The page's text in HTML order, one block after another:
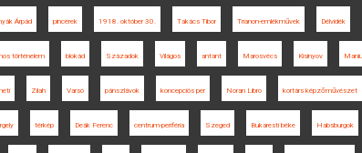
Árpád pincérek 1918. október 30. Takács Tibor Trianon-emlékművek Délvidék
történelem blokád Századok Világos antant Marosvécs Kisinyov
Zilah Varsó pánszlávok koncepciós per Noran Libro kortárs képzőművészet
térkép Deák Ferenc centrum-periféria Szeged Bukaresti béke Habsburgok